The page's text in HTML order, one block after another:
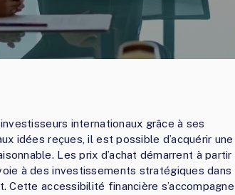
internationaux grâce à ses
idées reçues, il est possible d’acquérir une
Les prix d’achat démarrent à partir
à des investissements stratégiques dans
Cette accessibilité financière s’accompagne